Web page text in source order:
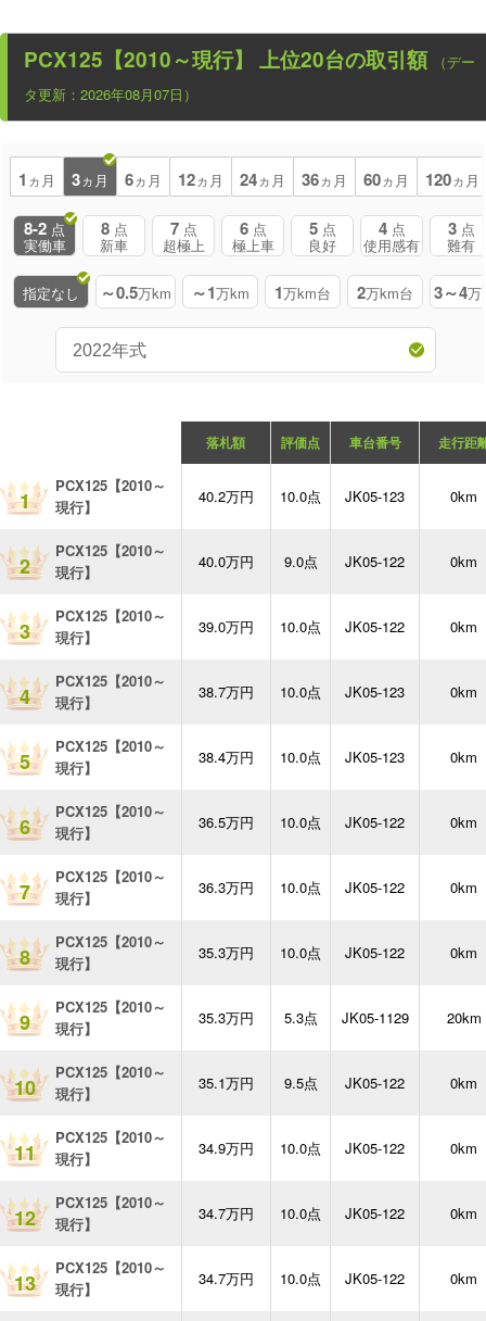
PCX125【2010～現行】 上位20台の取引額
（デー
タ更新：2026年08月07日）
1 ヵ月 3ヵ月 6ヵ月 12ヵ月 24ヵ月 36ヵ月 60ヵ月 120ヵ月
8-2 点
実働車
8 点
新車
7 点
超極上
6 点
極上車
5 点
良好
4 点
使用感有
3 点
難有
指定なし ～0.5万km ～1万km 1万km台 2万km台 3～4万
落札額 評価点 車台番号 走行距
1
PCX125【2010～
現行】
40.2万円 10.0点 JK05-123 0km
2
PCX125【2010～
現行】
40.0万円 9.0点 JK05-122 0km
3
PCX125【2010～
現行】
39.0万円 10.0点 JK05-122 0km
4
PCX125【2010～
現行】
38.7万円 10.0点 JK05-123 0km
5
PCX125【2010～
現行】
38.4万円 10.0点 JK05-123 0km
6
PCX125【2010～
現行】
36.5万円 10.0点 JK05-122 0km
7
PCX125【2010～
現行】
36.3万円 10.0点 JK05-122 0km
8
PCX125【2010～
現行】
35.3万円 10.0点 JK05-122 0km
9
PCX125【2010～
現行】
35.3万円 5.3点 JK05-1129 20km
10
PCX125【2010～
現行】
35.1万円 9.5点 JK05-122 0km
11
PCX125【2010～
現行】
34.9万円 10.0点 JK05-122 0km
12
PCX125【2010～
現行】
34.7万円 10.0点 JK05-122 0km
13
PCX125【2010～
現行】
34.7万円 10.0点 JK05-122 0km